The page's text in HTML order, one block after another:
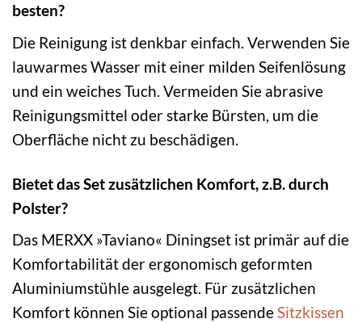
besten?
Die Reinigung ist denkbar einfach. Verwenden Sie
lauwarmes Wasser mit einer milden Seifenlösung
und ein weiches Tuch. Vermeiden Sie abrasive
Reinigungsmittel oder starke Bürsten, um die
Oberfläche nicht zu beschädigen.
Bietet das Set zusätzlichen Komfort, z.B. durch
Polster?
Das MERXX »Taviano« Diningset ist primär auf die
Komfortabilität der ergonomisch geformten
Aluminiumstühle ausgelegt. Für zusätzlichen
Komfort können Sie optional passendeSitzkissen